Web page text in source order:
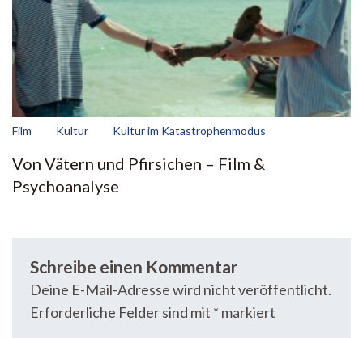
Film Kultur Kultur im Katastrophenmodus
Von Vätern und Pfirsichen – Film &
Psychoanalyse
Schreibe einen Kommentar
Deine E-Mail-Adresse wird nicht veröffentlicht.
Erforderliche Felder sind mit * markiert